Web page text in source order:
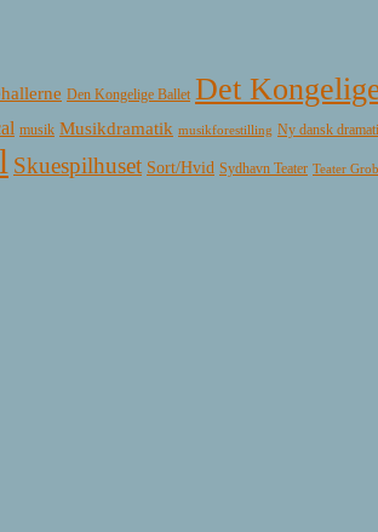
Den Kongelige Ballet Det
musik Musikdramatik musikforestilling Ny dansk
Skuespilhuset Sort/Hvid Sydhavn Teater Teater Grob